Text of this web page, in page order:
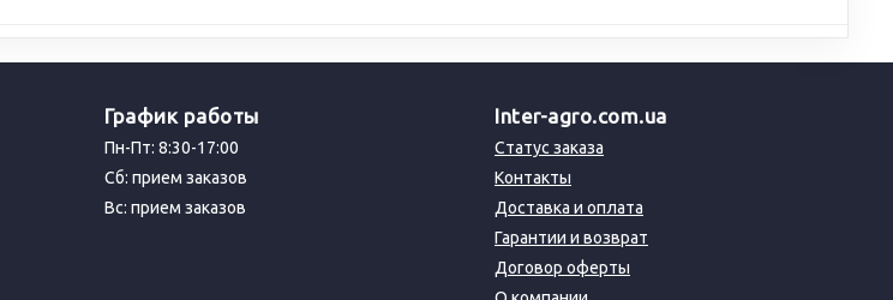
График работы
Пн-Пт: 8:30-17:00
Сб: прием заказов
Вс: прием заказов
Inter-agro.com.ua
Статус заказа
Контакты
Доставка и оплата
Гарантии и возврат
Договор оферты